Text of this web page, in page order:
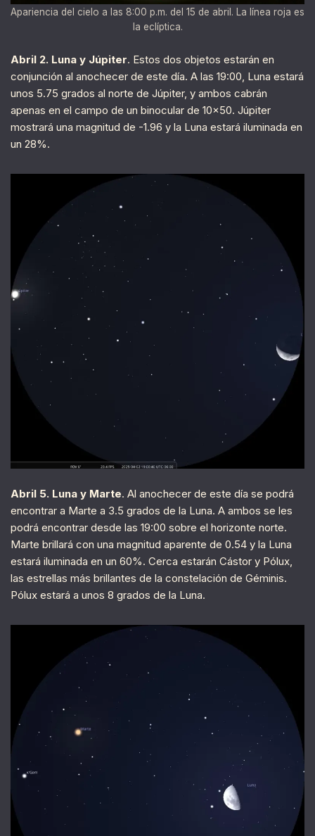
Apariencia del cielo a las 8:00 p.m. del 15 de abril. La línea roja es
la eclíptica.
Abril 2. Luna y Júpiter. Estos dos objetos estarán en
conjunción al anochecer de este día. A las 19:00, Luna estará
unos 5.75 grados al norte de Júpiter, y ambos cabrán
apenas en el campo de un binocular de 10×50. Júpiter
mostrará una magnitud de -1.96 y la Luna estará iluminada en
un 28%.
Abril 5. Luna y Marte. Al anochecer de este día se podrá
encontrar a Marte a 3.5 grados de la Luna. A ambos se les
podrá encontrar desde las 19:00 sobre el horizonte norte.
Marte brillará con una magnitud aparente de 0.54 y la Luna
estará iluminada en un 60%. Cerca estarán Cástor y Pólux,
las estrellas más brillantes de la constelación de Géminis.
Pólux estará a unos 8 grados de la Luna.